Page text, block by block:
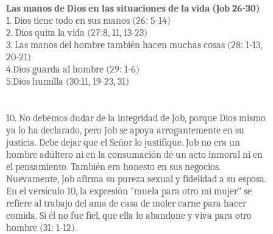
Las manos de Dios en las situaciones de la vida (Job 26-30)
1. Dios tiene todo en sus manos (26: 5-14)
2. Dios quita la vida (27:8, 11, 13-23)
3. Las manos del hombre también hacen muchas cosas (28: 1-13,
20-21)
4.Dios guarda al hombre (29: 1-6)
5.Dios humilla (30:11, 19-23, 31)
10. No debemos dudar de la integridad de Job, porque Dios mismo
ya lo ha declarado, pero Job se apoya arrogantemente en su
justicia. Debe dejar que el Señor lo justifique. Job no era un
hombre adúltero ni en la consumación de un acto inmoral ni en
el pensamiento. También era honesto en sus negocios.
Nuevamente, Job afirma su pureza sexual y fidelidad a su esposa.
En el versículo 10, la expresión "muela para otro mi mujer" se
refiere al trabajo del ama de casa de moler carne para hacer
comida. Si él no fue fiel, que ella lo abandone y viva para otro
hombre (31: 1-12).